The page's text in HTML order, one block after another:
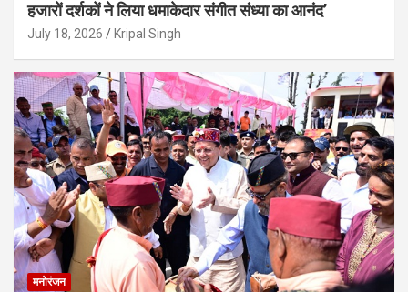
हजारों दर्शकों ने लिया धमाकेदार संगीत संध्या का आनंद’
July 18, 2026 Kripal Singh
मनोरंजन